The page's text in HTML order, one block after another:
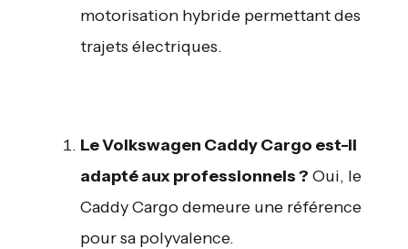
motorisation hybride permettant des
trajets électriques.
Le Volkswagen Caddy Cargo est-il
adapté aux professionnels ? Oui, le
Caddy Cargo demeure une référence
pour sa polyvalence.